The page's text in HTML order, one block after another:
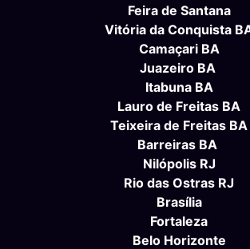
Feira de Santana
Vitória da Conquista
Camaçari BA
Juazeiro BA
Itabuna BA
Lauro de Freitas BA
Teixeira de Freitas BA
Barreiras BA
Nilópolis RJ
Rio das Ostras RJ
Brasília
Fortaleza
Belo Horizonte